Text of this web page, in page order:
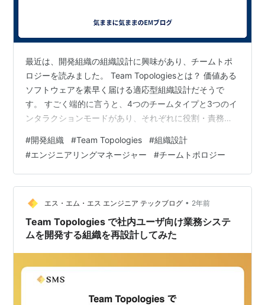
最近は、開発組織の組織設計に興味があり、チームトポ
ロジーを読みました。 Team Topologiesとは？ 価値ある
ソフトウェアを素早く届ける適応型組織設計だそうで
す。 すごく端的に言うと、4つのチームタイプと3つのイ
ンタラクションモードがあり、それぞれに役割・責務が
い分けて、価値あるソフトウェアを素早く届ける組織を
設計していく。そんな書籍だと理解しました。 役割・責
務を明確に定義することで、宙にうくボール、責務の不
詳などが解消される、よって価値あるソフトウェアを素
早く届けることができる組織になっていくのだと感じま
した。 今やってること 私は…
#開発組織 #Team Topologies #組織設計
#エンジニアリングマネージャー #チームトポロジー
エス・エム・エス エンジニア テックブログ • 2年前
Team Topologies で社内ユーザ向け業務システ
ムを開発する組織を再設計してみた